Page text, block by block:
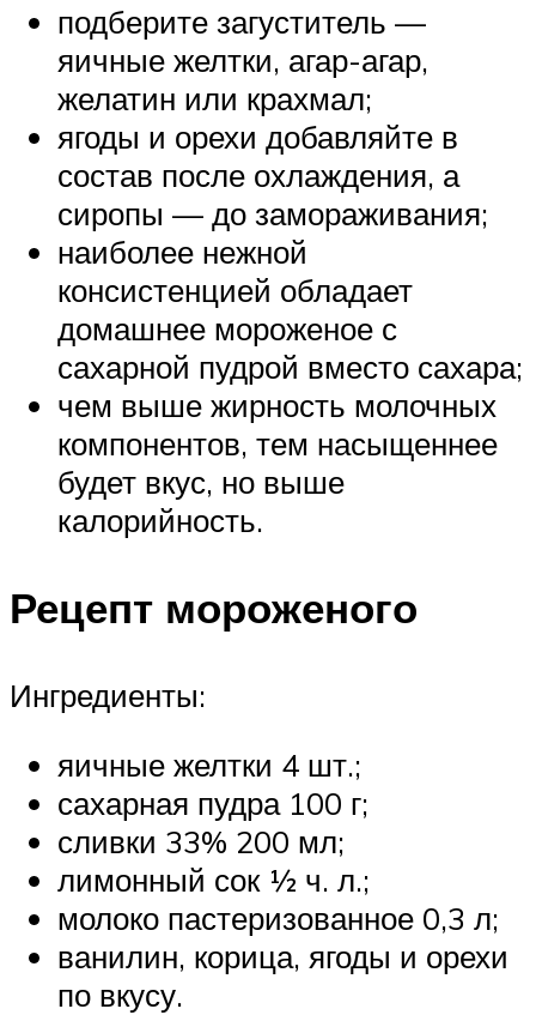
подберите загуститель —
яичные желтки, агар-агар,
желатин или крахмал;
ягоды и орехи добавляйте в
состав после охлаждения, а
сиропы — до замораживания;
наиболее нежной
консистенцией обладает
домашнее мороженое с
сахарной пудрой вместо сахара;
чем выше жирность молочных
компонентов, тем насыщеннее
будет вкус, но выше
калорийность.
Рецепт мороженого
Ингредиенты:
яичные желтки 4 шт.;
сахарная пудра 100 г;
сливки 33% 200 мл;
лимонный сок ½ ч. л.;
молоко пастеризованное 0,3 л;
ванилин, корица, ягоды и орехи
по вкусу.